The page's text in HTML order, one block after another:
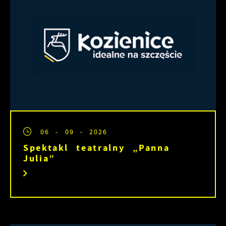
06 - 09 - 2026
Spektakl teatralny „Panna
Julia”